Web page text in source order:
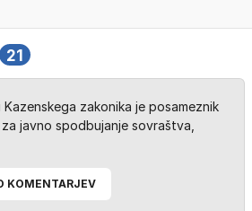
21
Kazenskega zakonika je posameznik
javno spodbujanje sovraštva,
KOMENTARJEV